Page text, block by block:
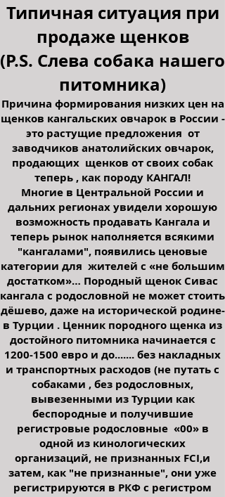
Типичная ситуация при
продаже щенков
(P.S. Слева собака нашего
питомника)
Причина формирования низких цен на
щенков кангальских овчарок в России -
это растущие предложения от
заводчиков анатолийских овчарок,
продающих щенков от своих собак
теперь , как породу КАНГАЛ!
Многие в Центральной России и
дальних регионах увидели хорошую
возможность продавать Кангала и
теперь рынок наполняется всякими
"кангалами", появились ценовые
категории для жителей с «не большим
достатком»… Породный щенок Сивас
кангала с родословной не может стоить
дёшево, даже на исторической родине-
в Турции . Ценник породного щенка из
достойного питомника начинается с
1200-1500 евро и до....... без накладных
и транспортных расходов (не путать с
собаками , без родословных,
вывезенными из Турции как
беспородные и получившие
регистровые родословные «00» в
одной из кинологических
организаций, не признанных FCI,и
затем, как "не признанные", они уже
регистрируются в РКФ с регистром